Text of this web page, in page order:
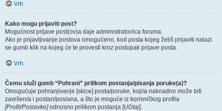
Vrh
Kako mogu prijaviti post?
Mogućnost prijave post(ov)a daje administrator/ica foruma.
Ako je prijavljivanje postova omogućeno, kod posta kojeg želiš prijaviti nalazi
se gumb klik na kojeg će te provesti kroz postupak prijave posta.
Vrh
Čemu služi gumb “Pohrani” prilikom postanja/pisanja poruke(a)?
Omogućuje pohranjivanje [skice] posta/poruke, koji/a naknadno može biti
završen/a i postan/poslana, a što je moguće iz korisničkog profila
[Profil/Postavke]odnosno prilikom postanja [Učitaj].